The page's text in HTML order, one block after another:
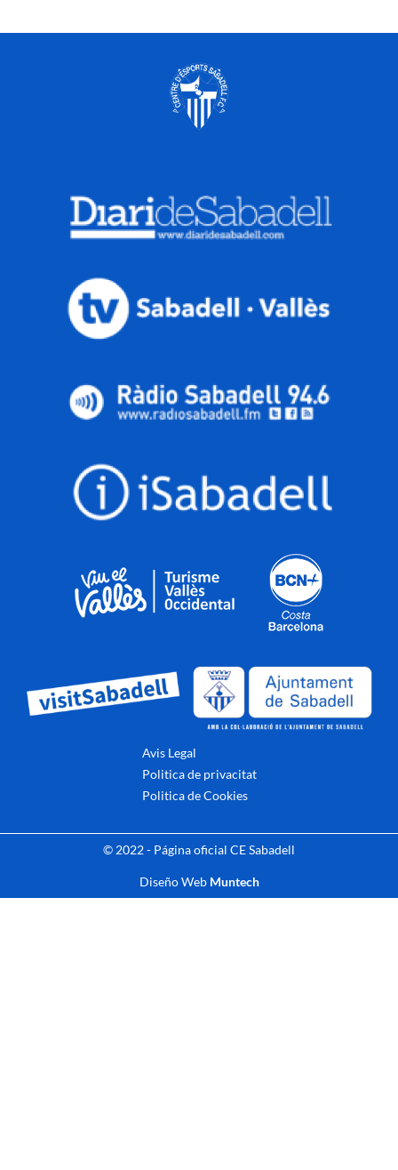
Avis Legal
Politica de privacitat
Politica de Cookies
© 2022 - Página oficial CE Sabadell
Diseño Web Muntech